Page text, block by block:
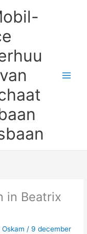
in Beatrix
Oskam/ 9 december